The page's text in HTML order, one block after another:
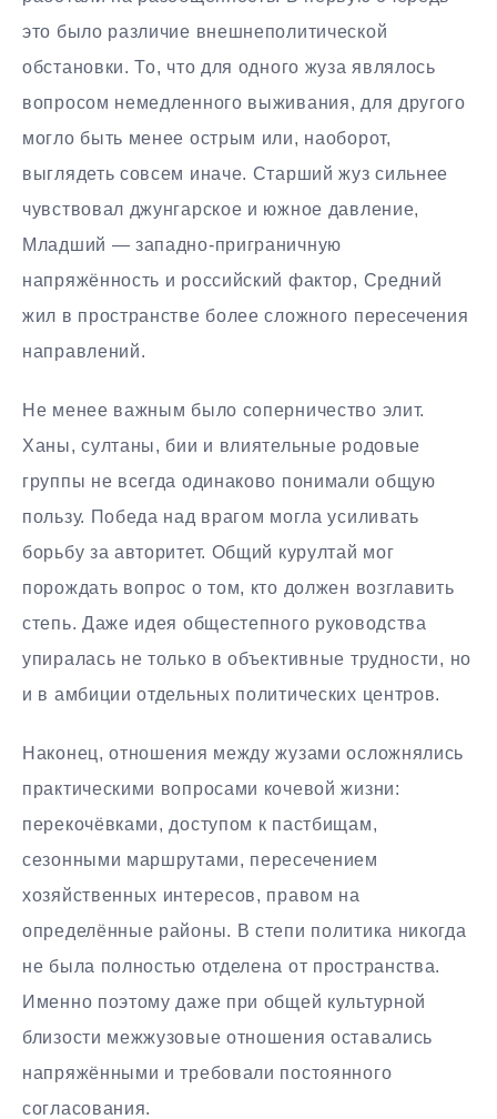
это было различие внешнеполитической
обстановки. То, что для одного жуза являлось
вопросом немедленного выживания, для другого
могло быть менее острым или, наоборот,
выглядеть совсем иначе. Старший жуз сильнее
чувствовал джунгарское и южное давление,
Младший — западно-приграничную
напряжённость и российский фактор, Средний
жил в пространстве более сложного пересечения
направлений.
Не менее важным было соперничество элит.
Ханы, султаны, бии и влиятельные родовые
группы не всегда одинаково понимали общую
пользу. Победа над врагом могла усиливать
борьбу за авторитет. Общий курултай мог
порождать вопрос о том, кто должен возглавить
степь. Даже идея общестепного руководства
упиралась не только в объективные трудности, но
и в амбиции отдельных политических центров.
Наконец, отношения между жузами осложнялись
практическими вопросами кочевой жизни:
перекочёвками, доступом к пастбищам,
сезонными маршрутами, пересечением
хозяйственных интересов, правом на
определённые районы. В степи политика никогда
не была полностью отделена от пространства.
Именно поэтому даже при общей культурной
близости межжузовые отношения оставались
напряжёнными и требовали постоянного
согласования.